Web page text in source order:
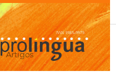
/ Artigos